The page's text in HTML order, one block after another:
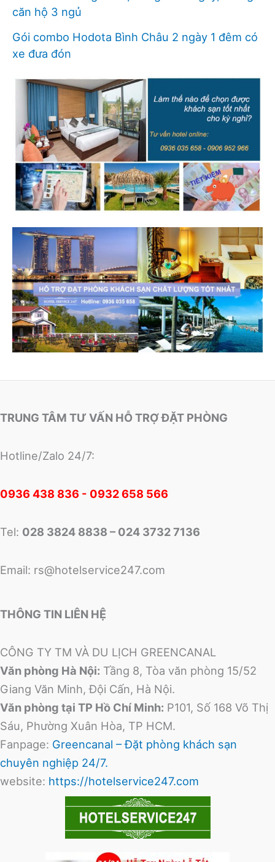
căn hộ 3 ngủ
Gói combo Hodota Bình Châu 2 ngày 1 đêm có
xe đưa đón
TRUNG TÂM TƯ VẤN HỖ TRỢ ĐẶT PHÒNG
Hotline/Zalo 24/7:
0936 438 836 - 0932 658 566
Tel: 028 3824 8838 – 024 3732 7136
Email: rs@hotelservice247.com
THÔNG TIN LIÊN HỆ
CÔNG TY TM VÀ DU LỊCH GREENCANAL
Văn phòng Hà Nội: Tầng 8, Tòa văn phòng 15/52
Giang Văn Minh, Đội Cấn, Hà Nội.
Văn phòng tại TP Hồ Chí Minh: P101, Số 168 Võ Thị
Sáu, Phường Xuân Hòa, TP HCM.
Fanpage: Greencanal – Đặt phòng khách sạn
chuyên nghiệp 24/7.
website: https://hotelservice247.com